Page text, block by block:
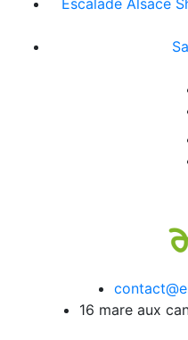
Escalade Alsace
16 mare aux